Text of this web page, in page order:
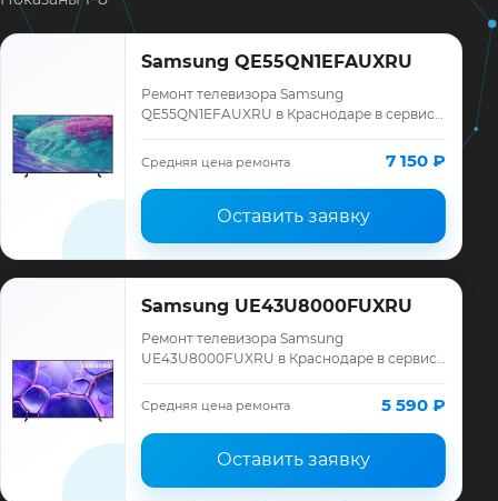
Samsung QE55QN1EFAUXRU
Ремонт телевизора Samsung
QE55QN1EFAUXRU в Краснодаре в сервисе
Samsung, смета до ремонта, запчасти и
гарантия до 12 меся…
Средняя цена ремонта 7 150 ₽
Оставить заявку
Samsung UE43U8000FUXRU
Ремонт телевизора Samsung
UE43U8000FUXRU в Краснодаре в сервисе
Samsung, смета до ремонта, запчасти и
Средняя цена ремонта 5 590 ₽
Оставить заявку